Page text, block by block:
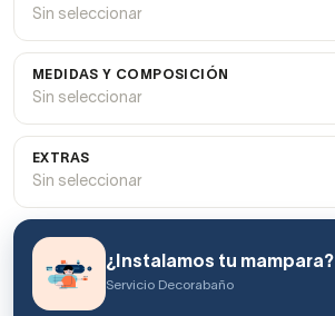
Sin seleccionar
MEDIDAS Y COMPOSICIÓN
Sin seleccionar
EXTRAS
Sin seleccionar
¿Instalamos tu mampara?
Servicio Decorabaño